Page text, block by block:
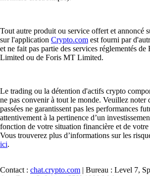
Memecoins : définition, exemples et tout ce
Nés de blagues virales et propulsés vers des
milliards, les memecoins se sont imposés
Learn more
Comment acheter du Cronos (CRO) en France
CRO alimente un écosystème centré sur
récompenses et l’utilité réelle. Si vous vous
guide vous explique comment acheter du CRO